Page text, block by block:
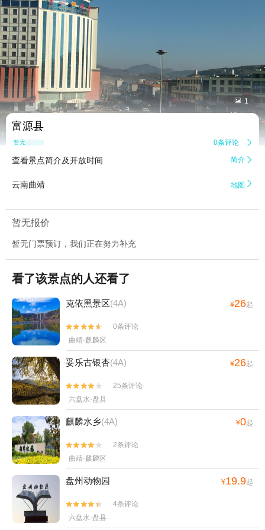
 1
富源县
暂无点评 0条评论 
查看景点简介及开放时间 简介 
云南曲靖 地图 
暂无报价
暂无门票预订，我们正在努力补充
看了该景点的人还看了
克依黑景区(4A) ¥26起


0条评论
曲靖·麒麟区
妥乐古银杏(4A) ¥26起


25条评论
六盘水·盘县
麒麟水乡(4A) ¥0起


2条评论
曲靖·麒麟区
盘州动物园 ¥19.9起


4条评论
六盘水·盘县
